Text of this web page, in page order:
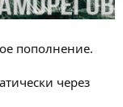
пополнение.
через